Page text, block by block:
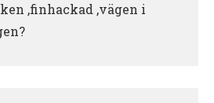
,finhackad ,vägen i